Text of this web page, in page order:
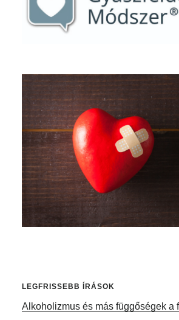
Elsődleges
oldalsáv
LEGFRISSEBB ÍRÁSOK
Alkoholizmus és más függőségek a